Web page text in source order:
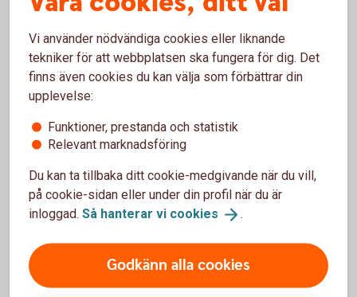
skyddadigmot bedragarna.
3 vanliga varningstecken på
bedrägerier
Oväntad kontakt
Oväntade kontakter som ser ut att komma från
känner är ett vanligt försök att lura dig. Bedragare
använder falska avsändare för att skapa
trovärdighet och övertyga dig.
Vi använder nödvändiga cookies eller liknande
tekniker för att webbplatsen ska fungera för dig. Det
finns även cookies du kan välja som förbättrar din
upplevelse:
Funktioner, prestanda och statistik
Relevant marknadsföring
Du kan ta tillbaka ditt cookie-medgivande när du vill,
på cookie-sidan eller under din profil när du är
inloggad. Så hanterar vi cookies .
Godkänn alla cookies